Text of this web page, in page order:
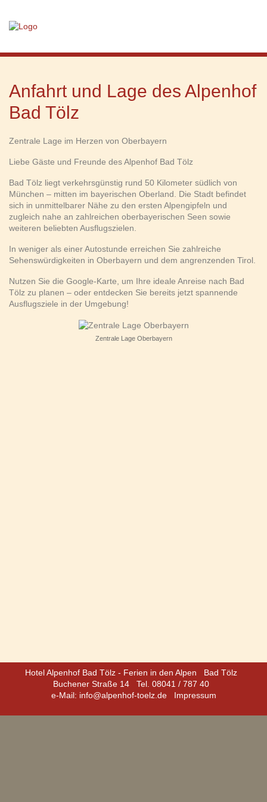
Anfahrt und Lage des Alpenhof
Bad Tölz
Zentrale Lage im Herzen von Oberbayern
Liebe Gäste und Freunde des Alpenhof Bad Tölz
Bad Tölz liegt verkehrsgünstig rund 50 Kilometer südlich von
München – mitten im bayerischen Oberland. Die Stadt befindet
sich in unmittelbarer Nähe zu den ersten Alpengipfeln und
zugleich nahe an zahlreichen oberbayerischen Seen sowie
weiteren beliebten Ausflugszielen.
In weniger als einer Autostunde erreichen Sie zahlreiche
Sehenswürdigkeiten in Oberbayern und dem angrenzenden Tirol.
Nutzen Sie die Google-Karte, um Ihre ideale Anreise nach Bad
Tölz zu planen – oder entdecken Sie bereits jetzt spannende
Ausflugsziele in der Umgebung!
Zentrale Lage Oberbayern
Hotel Alpenhof Bad Tölz - Ferien in den Alpen
Bad Tölz
Buchener Straße 14
Tel. 08041 / 787 40
e-Mail: info@alpenhof-toelz.de Impressum